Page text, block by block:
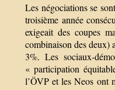
Les négociations se
troisième année
exigeait des coupes
combinaison des deux)
3%. Les sociaux-
« participation
l’ÖVP et les Neos ont